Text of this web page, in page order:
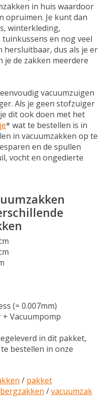
in huis waardoor
opruimen. Je kunt dan
winterkleding,
en nog veel
hersluitbaar, dus als je er
de zakken meerdere
vacuumzuigen
Als je geen stofzuiger
dit ook doen met het
* wat te bestellen is in
in vacuumzakken op te
en de spullen
vocht en ongedierte
(= 0.007mm)
Vacuumpomp
in dit pakket,
bestellen in onze
/ pakket
/vacuumzak